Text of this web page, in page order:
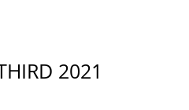
2021